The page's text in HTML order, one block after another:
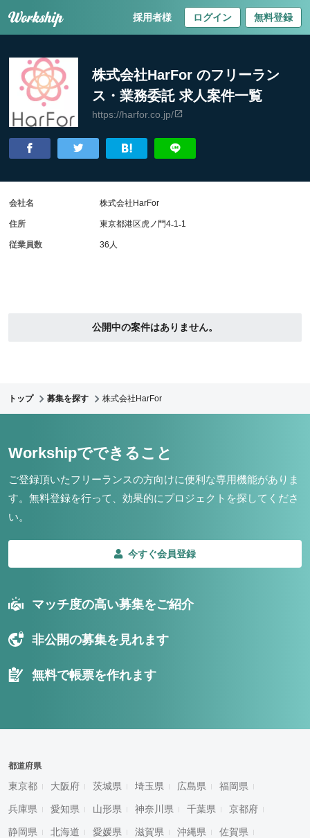
採用者様 ログイン 無料登録
株式会社HarFor のフリーラン
ス・業務委託 求人案件一覧
https://harfor.co.jp/
公開中の案件はありません。
会社名 株式会社HarFor
住所 東京都港区虎ノ門4₋1₋1
従業員数 36人
トップ 募集を探す 株式会社HarFor
Workshipでできること
ご登録頂いたフリーランスの方向けに便利な専用機能がありま
す。 無料登録を行って、効果的にプロジェクトを探してくださ
い。
今すぐ会員登録
マッチ度の高い募集をご紹介
非公開の募集を見れます
無料で帳票を作れます
都道府県
東京都 大阪府 茨城県 埼玉県 広島県 福岡県
兵庫県 愛知県 山形県 神奈川県 千葉県 京都府
静岡県 北海道 愛媛県 滋賀県 沖縄県 佐賀県